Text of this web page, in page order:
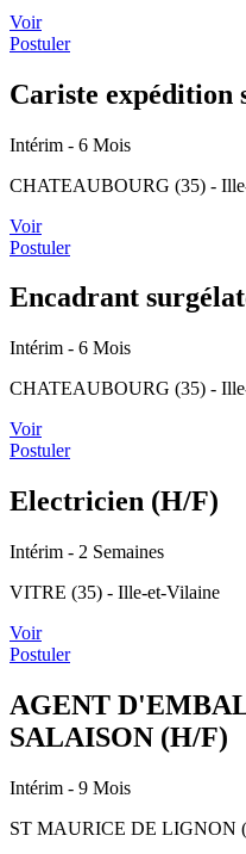
Voir
Postuler
Cariste expédition
Intérim - 6 Mois
CHATEAUBOURG (35) -
Voir
Postuler
Encadrant
Intérim - 6 Mois
CHATEAUBOURG (35) -
Voir
Postuler
Electricien (H/F)
Intérim - 2 Semaines
VITRE (35) - Ille-et-Vilaine
Voir
Postuler
AGENT
SALAISON (H/F)
Intérim - 9 Mois
ST MAURICE DE LIGNON